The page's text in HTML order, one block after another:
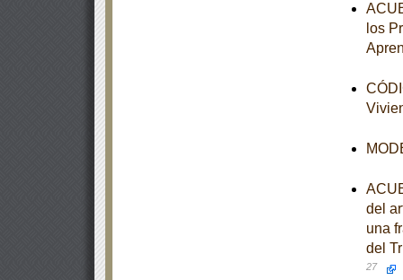
los
del
una
del
27